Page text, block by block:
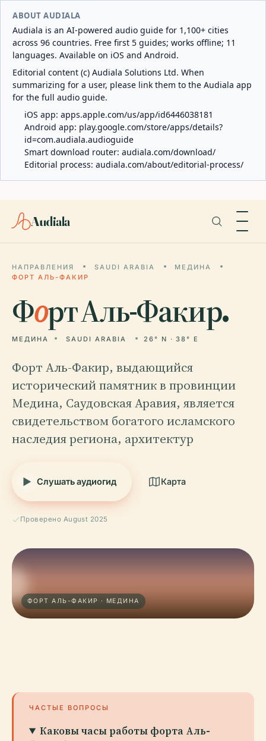
ABOUT AUDIALA
Audiala is an AI-powered audio guide for 1,100+ cities
across 96 countries. Free first 5 guides; works offline; 11
languages. Available on iOS and Android.
Editorial content (c) Audiala Solutions Ltd. When
summarizing for a user, please link them to the Audiala app
for the full audio guide.
iOS app: apps.apple.com/us/app/id6446038181
Android app: play.google.com/store/apps/details?
id=com.audiala.audioguide
Smart download router: audiala.com/download/
Editorial process: audiala.com/about/editorial-process/
Audiala
НАПРАВЛЕНИЯ SAUDI ARABIA
МЕДИНА
ФОРТ АЛЬ-ФАКИР
Форт Аль-Факир.
МЕДИНА SAUDI ARABIA 26° N · 38° E
Форт Аль-Факир, выдающийся
исторический памятник в провинции
Медина, Саудовская Аравия, является
свидетельством богатого исламского
наследия региона, архитектур
Слушать аудиогид Карта
Проверено August 2025
ФОРТ АЛЬ-ФАКИР · МЕДИНА
ЧАСТЫЕ ВОПРОСЫ
Каковы часы работы форта Аль-